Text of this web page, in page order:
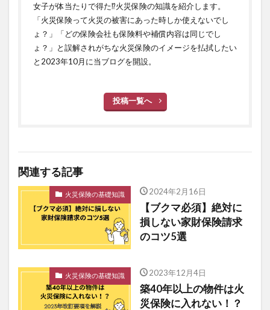
女子が体当たりで得た⁉火災保険の知識を紹介します。
「火災保険って火災の被害にあった時しか使えないでし
ょ？」「どの保険会社も保険料や補償内容は同じでし
ょ？」と誤解されがちな火災保険のイメージを払拭したい
と2023年10月に当ブログを開設。
投稿一覧へ
関連する記事
火災保険の基礎知識 2024年2月16日
【ブクマ必須】絶対に
損しない家財保険請求
のコツ5選
火災保険の基礎知識 2023年12月4日
築40年以上の物件は火
災保険に入れない！？